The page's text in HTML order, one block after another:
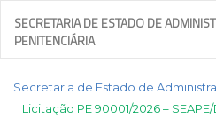
SECRETARIA DE ESTADO DE
PENITENCIÁRIA
Secretaria de Estado de
Licitação PE 90001/2026 –